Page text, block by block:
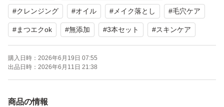
【その他】防腐剤無添加、合成香料不使用、まつ毛エクス
テOK、濡れた手OK
よろしくお願いいたします。
#クレンジング #オイル #メイク落とし #毛穴ケア
#まつエクok #無添加 #3本セット #スキンケア
購入日時： 2026年6月19日 07:55
出品日時： 2026年6月11日 21:38
商品の情報